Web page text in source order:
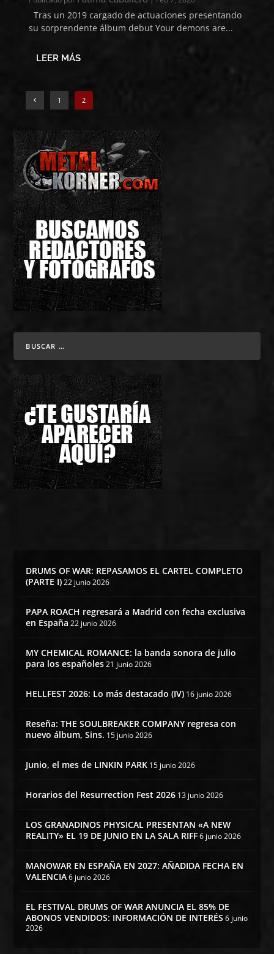
Tras un 2019 cargado de actuaciones presentando
su sorprendente álbum debut Your demons are...
LEER MÁS
1 2
DRUMS OF WAR: REPASAMOS EL CARTEL COMPLETO
(PARTE I) 22 junio 2026
PAPA ROACH regresará a Madrid con fecha exclusiva
en España 22 junio 2026
MY CHEMICAL ROMANCE: la banda sonora de julio
para los españoles 21 junio 2026
HELLFEST 2026: Lo más destacado (IV) 16 junio 2026
Reseña: THE SOULBREAKER COMPANY regresa con
nuevo álbum, Sins. 15 junio 2026
Junio, el mes de LINKIN PARK 15 junio 2026
Horarios del Resurrection Fest 2026 13 junio 2026
LOS GRANADINOS PHYSICAL PRESENTAN «A NEW
REALITY» EL 19 DE JUNIO EN LA SALA RIFF 6 junio 2026
MANOWAR EN ESPAÑA EN 2027: AÑADIDA FECHA EN
VALENCIA 6 junio 2026
EL FESTIVAL DRUMS OF WAR ANUNCIA EL 85% DE
ABONOS VENDIDOS: INFORMACIÓN DE INTERÉS 6 junio
2026